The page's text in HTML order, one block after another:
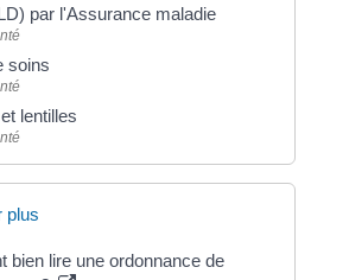
par l'Assurance maladie
soins
lentilles
plus
bien lire une ordonnance de